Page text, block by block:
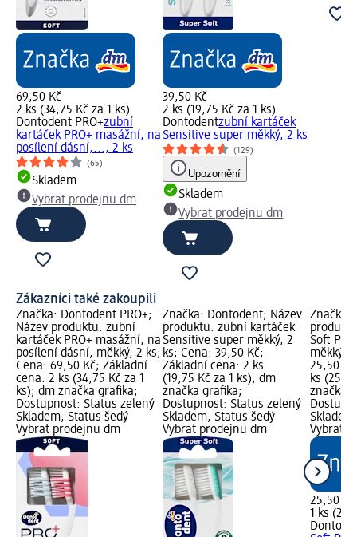
69,50 Kč
2 ks (34,75 Kč za 1 ks)
Dontodent PRO+zubní
kartáček PRO+ masážní, na
posílení dásní,..., 2 ks
(65)
Skladem
Vybrat prodejnu dm
39,50 Kč
2 ks (19,75 Kč za 1 ks)
Dontodentzubní kartáček
Sensitive super měkký, 2 ks
(129)
Upozornění
Skladem
Vybrat prodejnu dm
Zákazníci také zakoupili
Značka: Dontodent PRO+;
Název produktu: zubní
kartáček PRO+ masážní, na
posílení dásní, měkký, 2 ks;
Cena: 69,50 Kč; Základní
cena: 2 ks (34,75 Kč za 1
ks); dm značka grafika;
Dostupnost: Status zelený
Skladem, Status šedý
Vybrat prodejnu dm
Značka: Dontodent; Název
produktu: zubní kartáček
Sensitive super měkký, 2
ks; Cena: 39,50 Kč;
Základní cena: 2 ks
(19,75 Kč za 1 ks); dm
značka grafika;
Dostupnost: Status zelený
Skladem, Status šedý
Vybrat prodejnu dm
Značka:
Soft
měkký,
25,50
ks
značka
Vybrat
25,50 Kč
1 ks